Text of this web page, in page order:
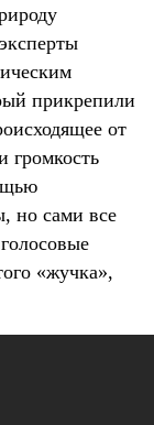
прикрепили
от
громкость
но сами все
«жучка»,